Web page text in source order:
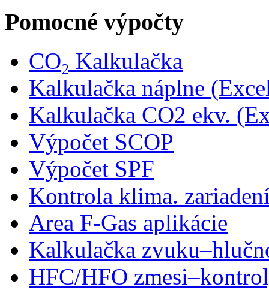
Pomocné výpočty
CO₂ Kalkulačka
Kalkulačka náplne
Kalkulačka CO2 ekv.
Výpočet SCOP
Výpočet SPF
Kontrola klima.
Area F-Gas aplikácie
Kalkulačka
HFC/HFO